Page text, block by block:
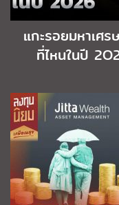
แกะรอยมหาเศ
ที่ไหนในปี